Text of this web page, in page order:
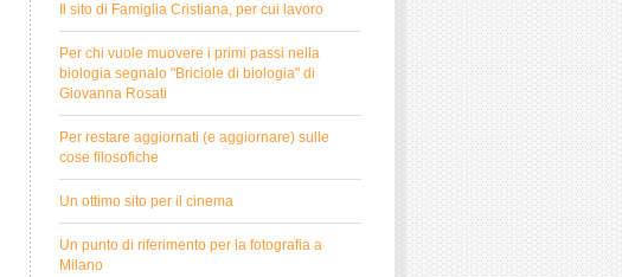
Il sito di Famiglia Cristiana, per cui lavoro
Per chi vuole muovere i primi passi nella
biologia segnalo "Briciole di biologia" di
Giovanna Rosati
Per restare aggiornati (e aggiornare) sulle
cose filosofiche
Un ottimo sito per il cinema
Un punto di riferimento per la fotografia a
Milano